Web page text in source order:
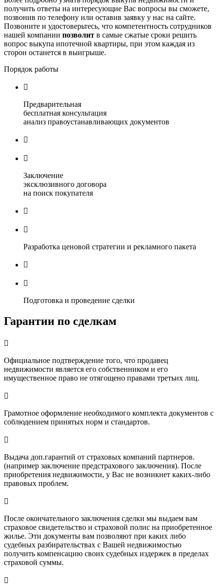
получить ответы на интересующие Вас вопросы вы сможете,
позвонив по телефону или оставив заявку у нас на сайте.
Позвоните и удостоверьтесь, что компетентность сотрудников
нашей компании позволит в самые сжатые сроки решить
вопрос выкупа ипотечной квартиры, при этом каждая из
сторон останется в выигрыше.
Порядок работы

Предварительная
бесплатная консультация
анализ правоустанавливающих документов


Заключение
эксклюзивного договора
на поиск покупателя


Разработка ценовой стратегии и рекламного пакета


Подготовка и проведение сделки
Гарантии по сделкам

Официальное подтверждение того, что продавец
недвижимости является его собственником и его
имущественное право не отягощено правами третьих лиц.

Грамотное оформление необходимого комплекта документов с
соблюдением принятых норм и стандартов.

Выдача доп.гарантий от страховых компаний партнеров.
(например заключение предстрахового заключения). После
приобретения недвижимости, у Вас не возникнет каких-либо
правовых проблем.

После окончательного заключения сделки мы выдаем вам
страховое свидетельство и страховой полис на приобретенное
жилье. Эти документы вам позволяют при каких либо
судебных разбирательствах с Вашей недвижимостью
получить компенсацию своих судебных издержек в пределах
страховой суммы.
